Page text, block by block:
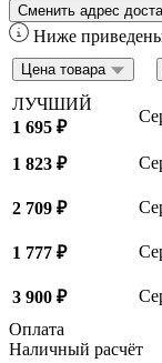
Сменить адрес
Ниже приведены
Цена товара
ЛУЧШИЙ
1 695 ₽
1 823 ₽
2 709 ₽
1 777 ₽
3 900 ₽
Оплата
Наличный расчёт